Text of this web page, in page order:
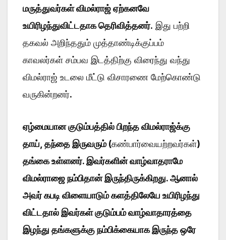
மருத்துவர்கள் விமல்ராஜ் ஏற்கனவே
உயிரிழந்துவிட்டதாக தெரிவித்தனர். இது பற்றி
தகவல் அறிந்ததும் முத்தாண்டிக்குப்பம்
காவலர்கள் சம்பவ இடத்திற்கு விரைந்து வந்து
விமல்ராஜ் உடலை மீட்டு விசாரணை மேற்கொண்டு
வருகின்றனர்.
ஏழ்மையான குடும்பத்தில் பிறந்த விமல்ராஜ்க்கு
தாய், தந்தை இருவரும் (கண்பார்வையற்றவர்கள்)
தங்கை உள்ளனர். இவர்களின் வாழ்வாதராமே
விமல்ராஜை நம்பிதான் இருந்திருக்கிறது. ஆனால்
அவர் கபடி விளையாடும் களத்திலேயே உயிரிழந்து
விட்டதால் இவர்கள் குடும்பம் வாழ்வாதாரத்தை
இழந்து தங்களுக்கு நம்பிக்கையாக இருந்த ஒரே